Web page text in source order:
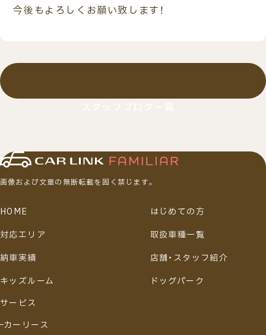
今後もよろしくお願い致します！
画像および文章の無断転載を固く禁じます。
HOME
はじめての方
対応エリア
取扱車種一覧
納車実績
店舗・スタッフ紹介
キッズルーム
ドッグパーク
サービス
カーリース